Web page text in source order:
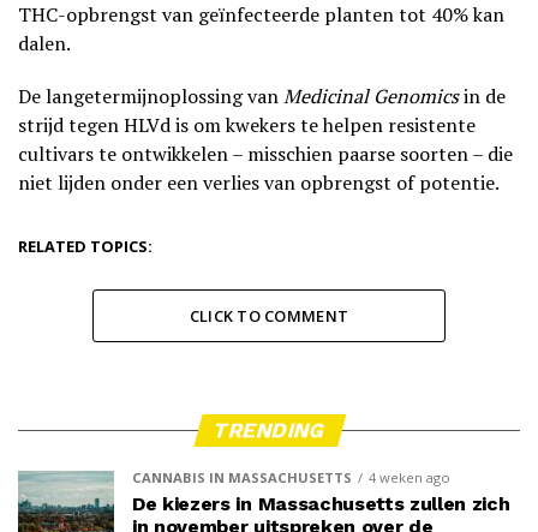
THC-opbrengst van geïnfecteerde planten tot 40% kan
dalen.
De langetermijnoplossing vanMedicinal Genomicsin de
strijd tegen HLVd is om kwekers te helpen resistente
cultivars te ontwikkelen – misschien paarse soorten – die
niet lijden onder een verlies van opbrengst of potentie.
RELATED TOPICS:
CLICK TO COMMENT
TRENDING
CANNABIS IN MASSACHUSETTS 4 weken ago
De kiezers in Massachusetts zullen zich
in november uitspreken over de